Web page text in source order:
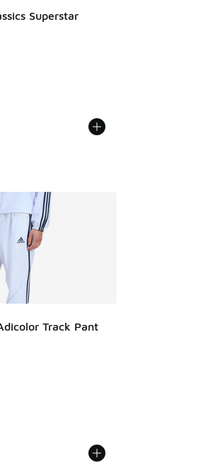
Superstar
Sale. Der Preis ist von € 74,99 auf €
Track Pant